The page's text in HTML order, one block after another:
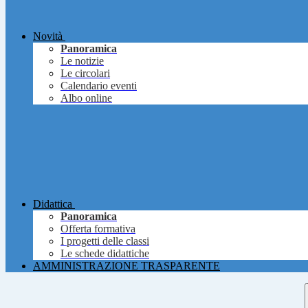
Novità
Panoramica
Le notizie
Le circolari
Calendario eventi
Albo online
Didattica
Panoramica
Offerta formativa
I progetti delle classi
Le schede didattiche
AMMINISTRAZIONE TRASPARENTE